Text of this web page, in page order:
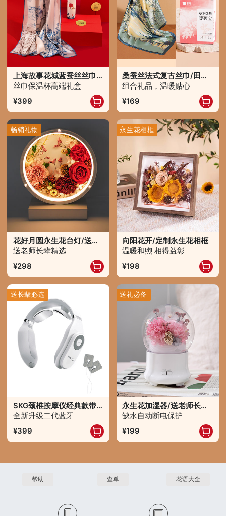
上海故事花城蓝蚕丝丝巾+保温杯礼盒
丝巾保温杯高端礼盒
399
桑蚕丝法式复古丝巾/田园款+云南白药暖颈贴
组合礼品，温暖贴心
169
畅销礼物
花好月圆永生花台灯/送长辈老师定制款
送老师长辈精选
298
永生花相框
向阳花开/定制永生花相框
温暖和煦 相得益彰
198
送长辈必选
SKG颈椎按摩仪经典款带蓝牙/白色
全新升级二代蓝牙
399
送礼必备
永生花加湿器/送老师长辈定制
缺水自动断电保护
199
帮助 查单 花语大全